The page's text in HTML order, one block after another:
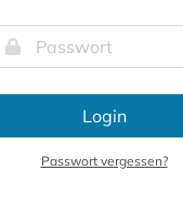
Login
Passwort vergessen?